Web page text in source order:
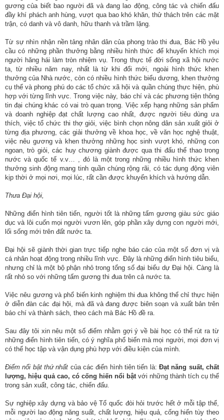
gương của biết bao người đã và đang lao động, công tác và chiến đấu
đầy khí phách anh hùng, vượt qua bao khó khăn, thử thách trên các mặt
trận, có danh và vô danh, hữu thanh và trầm lặng.
Từ sự nhìn nhận nền tảng nhân dân của phong trào thi đua, Bác Hồ yêu
cầu có những phần thưởng bằng nhiều hình thức để khuyến khích mọi
người hăng hái làm tròn nhiệm vụ. Trong thực tế đời sống xã hội nước
ta, từ nhiều năm nay, nhất là từ khi đổi mới, ngoài hình thức khen
thưởng của Nhà nước, còn có nhiều hình thức biểu dương, khen thưởng
cụ thể và phong phú do các tổ chức xã hội và quần chúng thực hiện, phù
hợp với từng lĩnh vực. Trong việc này, báo chí và các phương tiện thông
tin đại chúng khác có vai trò quan trọng. Việc xếp hạng những sản phẩm
và doanh nghiệp đạt chất lượng cao nhất, được người tiêu dùng ưa
thích, việc tổ chức thi thợ giỏi, việc bình chọn nông dân sản xuất giỏi ở
từng địa phương, các giải thưởng về khoa học, về văn học nghệ thuật,
việc nêu gương và khen thưởng những học sinh vượt khó, những con
ngoan, trò giỏi, các huy chương giành được qua thi đấu thể thao trong
nước và quốc tế v.v… , đó là một trong những nhiều hình thức khen
thưởng sinh động mang tinh quần chúng rộng rãi, có tác dụng động viên
kịp thời ở mọi nơi, mọi lúc, rất cần được khuyến khích và hướng dẫn.
Thưa Đại hội,
Những điển hình tiên tiến, người tốt là những tấm gương giàu sức giáo
dục và lôi cuốn mọi người vươn lên, góp phần xây dựng con người mới,
lối sống mới trên đất nước ta.
Đại hội sẽ giành thời gian trực tiếp nghe báo cáo của một số đơn vị và
cá nhân hoạt động trong nhiều lĩnh vực. Đây là những điển hình tiêu biểu,
nhưng chỉ là một bộ phận nhỏ trong tổng số đại biểu dự Đại hội. Càng là
rất nhỏ so với những tấm gương thi đua trên cả nước ta.
Việc nêu gương và phổ biến kinh nghiệm thi đua không thể chỉ thực hiện
ở diễn đàn các đại hội, mà đã và đang được biên soạn và xuất bản trên
báo chí và thành sách, theo cách mà Bác Hồ đề ra.
Sau đây tôi xin nêu một số điểm nhằm gợi ý về bài học có thể rút ra từ
những điển hình tiên tiến, có ý nghĩa phổ biến mà mọi người, mọi đơn vị
có thể học tập và vận dụng phù hợp với điều kiện của mình.
Điểm nổi bật thứ nhất của các điển hình tiên tiến là:Đạt năng suất, chất
lượng, hiệu quả cao, có cống hiến nổi bậtvới những thành tích cụ thể
trong sản xuất, công tác, chiến đấu.
Sự nghiệp xây dựng và bảo vệ Tổ quốc đòi hỏi trước hết ở mỗi tập thể,
mỗi người lao động năng suất, chất lượng, hiệu quả, cống hiến tùy theo